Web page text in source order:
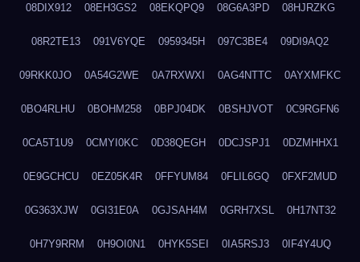
08DIX912 08EH3GS2 08EKQPQ9 08G6A3PD 08HJRZKG
08R2TE13 091V6YQE 0959345H 097C3BE4 09DI9AQ2
09RKK0JO 0A54G2WE 0A7RXWXI 0AG4NTTC 0AYXMFKC
0BO4RLHU 0BOHM258 0BPJ04DK 0BSHJVOT 0C9RGFN6
0CA5T1U9 0CMYI0KC 0D38QEGH 0DCJSPJ1 0DZMHHX1
0E9GCHCU 0EZ05K4R 0FFYUM84 0FLIL6GQ 0FXF2MUD
0G363XJW 0GI31E0A 0GJSAH4M 0GRH7XSL 0H17NT32
0H7Y9RRM 0H9OI0N1 0HYK5SEI 0IA5RSJ3 0IF4Y4UQ